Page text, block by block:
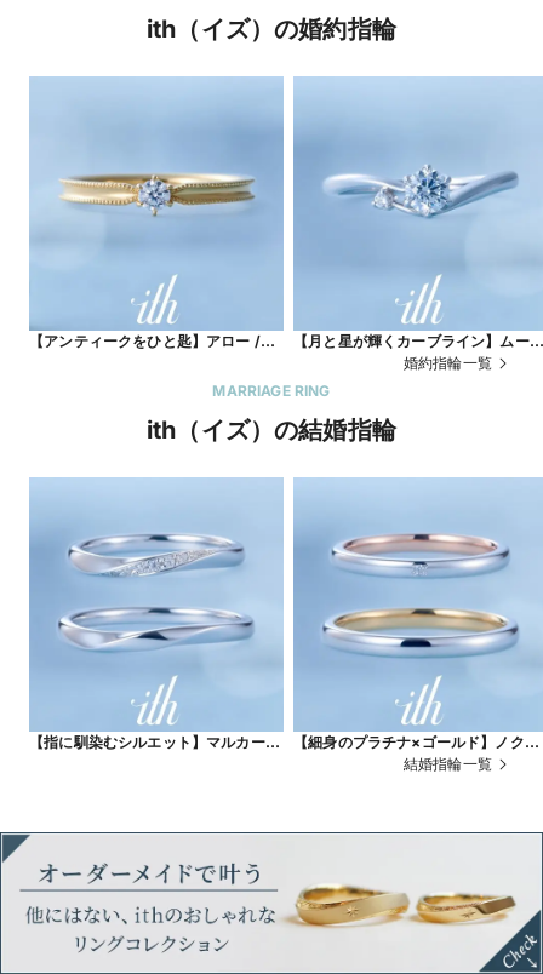
ith（イズ）の婚約指輪
【アンティークをひと匙】アロー /
【月と星が輝くカーブライン】ムーン
婚約指輪一覧
MARRIAGE RING
ith（イズ）の結婚指輪
【指に馴染むシルエット】マルカート
【細身のプラチナ×ゴールド】ノク
ターン / Nocturne結婚指輪一覧